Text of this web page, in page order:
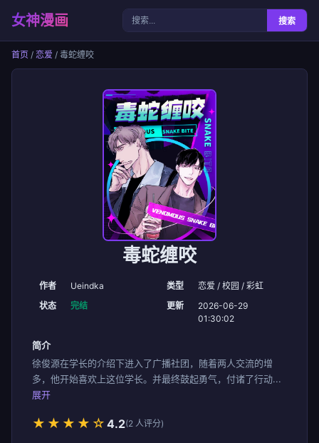
女神漫画 搜索
首页 / 恋爱 / 毒蛇缠咬
毒蛇缠咬
作者 Ueindka 类型
恋爱 / 校园 / 彩虹
状态
完结 更新
2026-06-29
01:30:02
简介
徐俊源在学长的介绍下进入了广播社团，随着两人交流的增
多，他开始喜欢上这位学长。并最终鼓起勇气，付诸了行动...
展开
★★★★☆ 4.2(2 人评分)